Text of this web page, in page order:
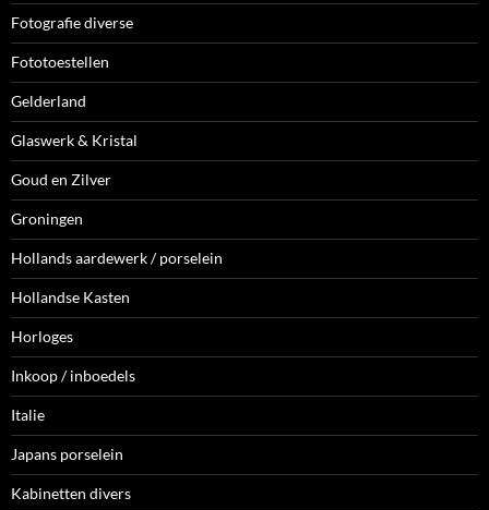
Fotografie diverse
Fototoestellen
Gelderland
Glaswerk & Kristal
Goud en Zilver
Groningen
Hollands aardewerk / porselein
Hollandse Kasten
Horloges
Inkoop / inboedels
Italie
Japans porselein
Kabinetten divers